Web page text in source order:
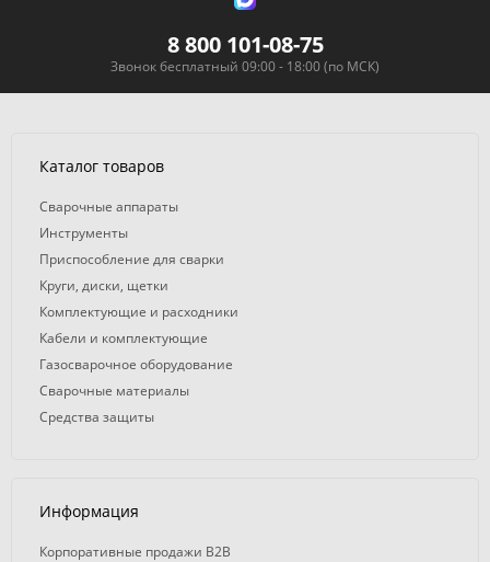
8 800 101-08-75
Звонок бесплатный 09:00 - 18:00 (по МСК)
Каталог товаров
Сварочные аппараты
Инструменты
Приспособление для сварки
Круги, диски, щетки
Комплектующие и расходники
Кабели и комплектующие
Газосварочное оборудование
Сварочные материалы
Средства защиты
Информация
Корпоративные продажи B2B